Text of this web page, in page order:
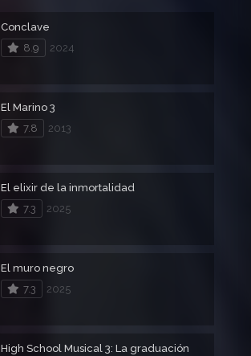
Conclave
8.9
2024
El Marino 3
7.8
2013
El elixir de la inmortalidad
7.3
2025
El muro negro
7.3
2025
High School Musical 3: La graduación